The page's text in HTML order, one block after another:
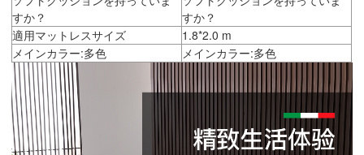
すか？
すか？
適用マットレスサイズ
1.8*2.0 m
メインカラー:多色
メインカラー:多色